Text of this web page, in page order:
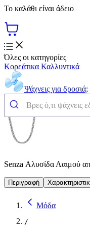
Το καλάθι είναι άδειο
Όλες οι κατηγορίες
Κορεάτικα Καλλυντικά
Ψάχνεις για δροσιά;
Senza Αλυσίδα Λαιμού
Περιγραφή
Μόδα
/